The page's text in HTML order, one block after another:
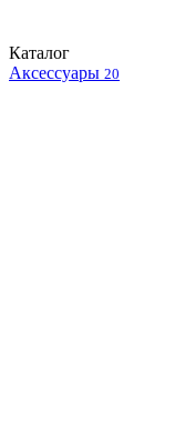
Каталог
Аксессуары 20